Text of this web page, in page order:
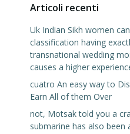
Articoli recenti
Uk Indian Sikh women
classification having
transnational wedding
causes a higher
cuatro An easy way to
Earn All of them Over
not, Motsak told you a
submarine has also been